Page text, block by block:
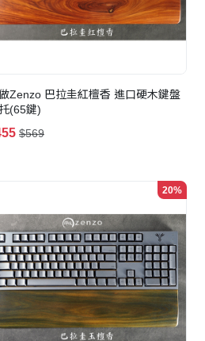
Zenzo 巴拉圭紅檀香 進口硬木鍵盤
(65鍵)
$569
20%